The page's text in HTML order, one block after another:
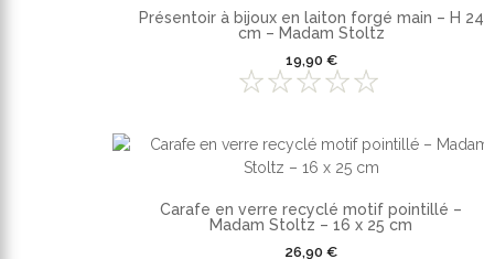
Présentoir à bijoux en laiton forgé main – H 24
cm – Madam Stoltz
19,90 €
Carafe en verre recyclé motif pointillé –
Madam Stoltz – 16 x 25 cm
26,90 €